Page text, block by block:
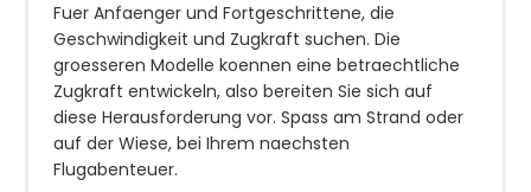
Fuer Anfaenger und Fortgeschrittene, die
Geschwindigkeit und Zugkraft suchen. Die
groesseren Modelle koennen eine betraechtliche
Zugkraft entwickeln, also bereiten Sie sich auf
diese Herausforderung vor. Spass am Strand oder
auf der Wiese, bei Ihrem naechsten
Flugabenteuer.